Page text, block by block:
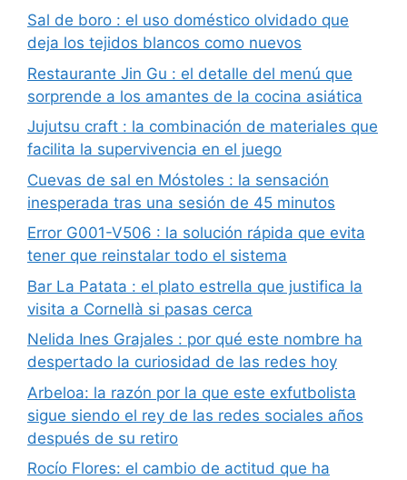
Sal de boro : el uso doméstico olvidado que
deja los tejidos blancos como nuevos
Restaurante Jin Gu : el detalle del menú que
sorprende a los amantes de la cocina asiática
Jujutsu craft : la combinación de materiales que
facilita la supervivencia en el juego
Cuevas de sal en Móstoles : la sensación
inesperada tras una sesión de 45 minutos
Error G001-V506 : la solución rápida que evita
tener que reinstalar todo el sistema
Bar La Patata : el plato estrella que justifica la
visita a Cornellà si pasas cerca
Nelida Ines Grajales : por qué este nombre ha
despertado la curiosidad de las redes hoy
Arbeloa: la razón por la que este exfutbolista
sigue siendo el rey de las redes sociales años
después de su retiro
Rocío Flores: el cambio de actitud que ha